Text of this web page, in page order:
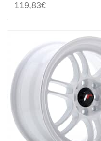
119,83€